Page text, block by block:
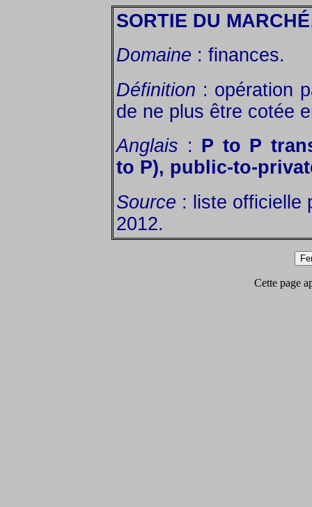
SORTIE DU MARCHÉ
Domaine : finances.
Définition : opération
de ne plus être cotée
Anglais : P to P
to P), public-to-
Source : liste officielle
2012.
Cette page